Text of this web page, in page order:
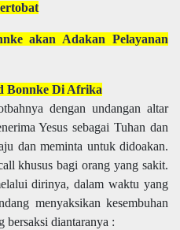
akan Adakan Pelayanan
Bonnke Di Afrika
dengan undangan altar
Yesus sebagai Tuhan dan
dan meminta untuk didoakan.
khusus bagi orang yang sakit.
dirinya, dalam waktu yang
menyaksikan kesembuhan
bersaksi diantaranya :